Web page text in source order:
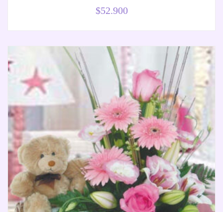
$52.900